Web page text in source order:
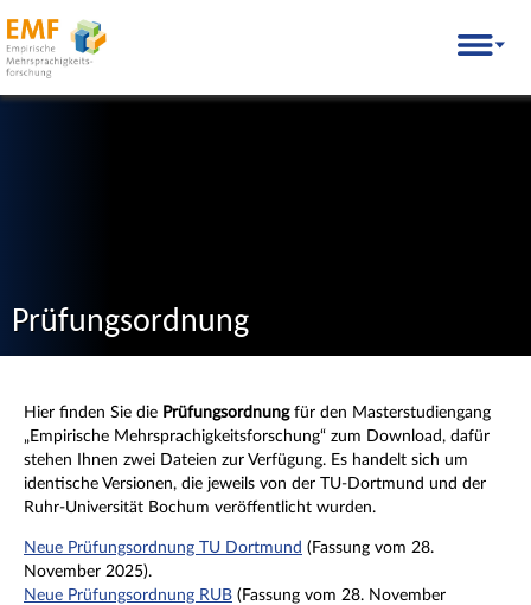
to
content
EMF Empirische Mehrsprachigkeitsforschung
Prüfungsordnung
Hier finden Sie die Prüfungsordnungfür den Masterstudiengang
„Empirische Mehrsprachigkeitsforschung“ zum Download, dafür
stehen Ihnen zwei Dateien zur Verfügung. Es handelt sich um
identische Versionen, die jeweils von der TU-Dortmund und der
Ruhr-Universität Bochum veröffentlicht wurden.
Neue Prüfungsordnung TU Dortmund (Fassung vom 28.
November 2025).
Neue Prüfungsordnung RUB (Fassung vom 28. November